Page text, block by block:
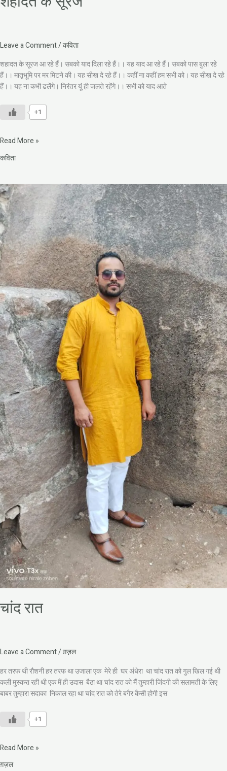
Leave a Comment/कविता
शहादत के सूरज आ रहे हैं। सबको याद दिला रहे हैं।। यह याद आ रहे हैं। सबको पास बुला रहे
हैं।। मातृभूमि पर मर मिटने की। यह सीख दे रहे हैं।। कहीं ना कहीं हम सभी को। यह सीख दे रहे
हैं।। यह ना कभी ढलेंगे। निरंतर यूं ही जलते रहेंगे।। सभी को याद आते
+1
Read More »
कविता
चांद रात
Leave a Comment/ग़ज़ल
हर तरफ थी रौशनी हर तरफ था उजाला एक मेरे ही घर अंधेरा था चांद रात को गुल खिल गई थी
कली मुस्करा रही थी एक मैं ही उदास बैठा था चांद रात को मैं तुम्हारी जिंदगी की सलामती के लिए
बाबर तुम्हारा सदाका निकाल रहा था चांद रात को तेरे बगैर कैसी होगी इस
+1
चांद
रात
Read More »
ग़ज़ल